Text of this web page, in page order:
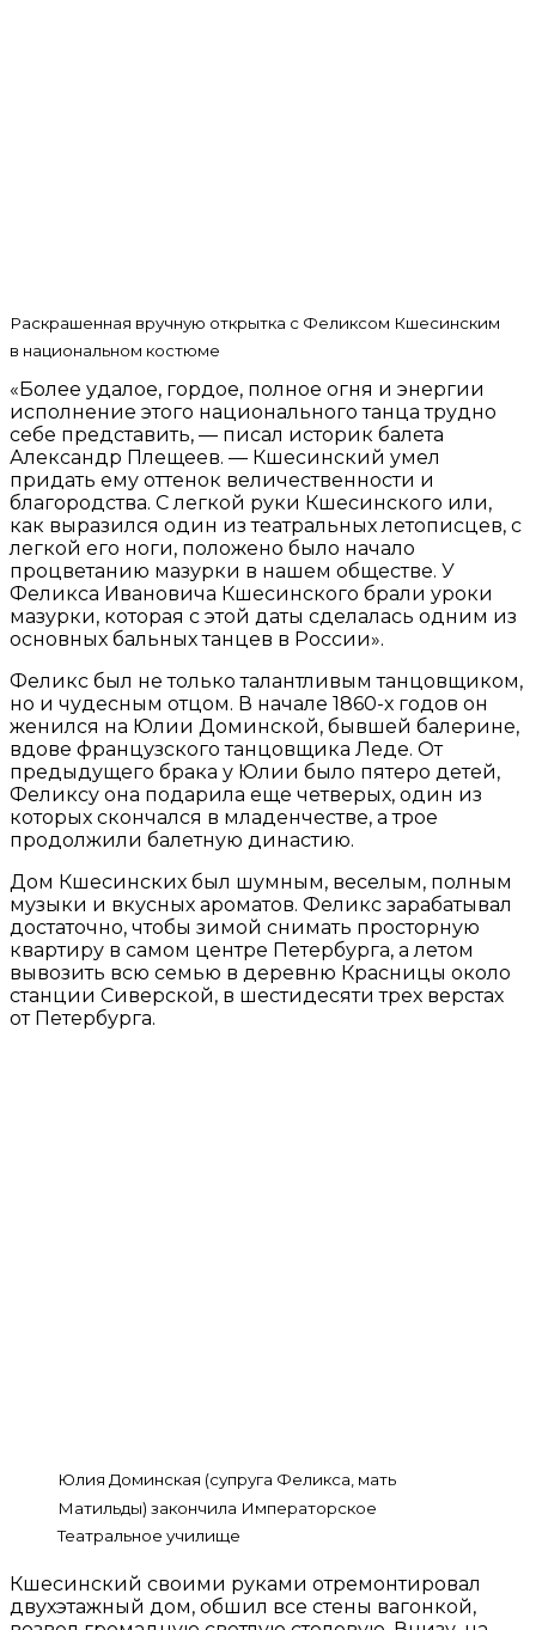
Раскрашенная вручную открытка с Феликсом Кшесинским
в национальном костюме
«Более удалое, гордое, полное огня и энергии
исполнение этого национального танца трудно
себе представить, — писал историк балета
Александр Плещеев. — Кшесинский умел
придать ему оттенок величественности и
благородства. С легкой руки Кшесинского или,
как выразился один из театральных летописцев, с
легкой его ноги, положено было начало
процветанию мазурки в нашем обществе. У
Феликса Ивановича Кшесинского брали уроки
мазурки, которая с этой даты сделалась одним из
основных бальных танцев в России».
Феликс был не только талантливым танцовщиком,
но и чудесным отцом. В начале 1860-х годов он
женился на Юлии Доминской, бывшей балерине,
вдове французского танцовщика Леде. От
предыдущего брака у Юлии было пятеро детей,
Феликсу она подарила еще четверых, один из
которых скончался в младенчестве, а трое
продолжили балетную династию.
Дом Кшесинских был шумным, веселым, полным
музыки и вкусных ароматов. Феликс зарабатывал
достаточно, чтобы зимой снимать просторную
квартиру в самом центре Петербурга, а летом
вывозить всю семью в деревню Красницы около
станции Сиверской, в шестидесяти трех верстах
от Петербурга.
Юлия Доминская (супруга Феликса, мать
Матильды) закончила Императорское
Театральное училище
Кшесинский своими руками отремонтировал
двухэтажный дом, обшил все стены вагонкой,